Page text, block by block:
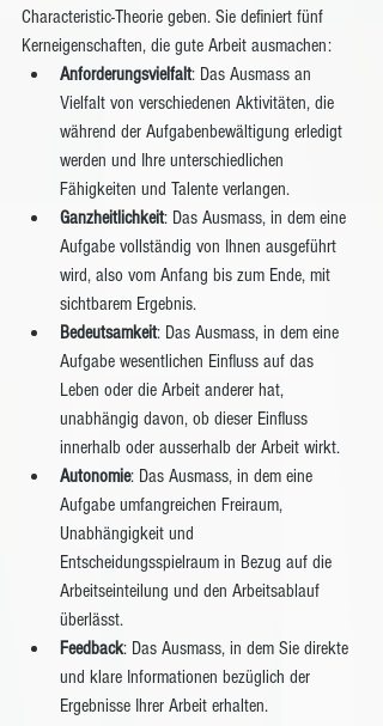
Characteristic-Theorie geben. Sie definiert fünf
Kerneigenschaften, die gute Arbeit ausmachen:
Anforderungsvielfalt: Das Ausmass an
Vielfalt von verschiedenen Aktivitäten, die
während der Aufgabenbewältigung erledigt
werden und Ihre unterschiedlichen
Fähigkeiten und Talente verlangen.
Ganzheitlichkeit: Das Ausmass, in dem eine
Aufgabe vollständig von Ihnen ausgeführt
wird, also vom Anfang bis zum Ende, mit
sichtbarem Ergebnis.
Bedeutsamkeit: Das Ausmass, in dem eine
Aufgabe wesentlichen Einfluss auf das
Leben oder die Arbeit anderer hat,
unabhängig davon, ob dieser Einfluss
innerhalb oder ausserhalb der Arbeit wirkt.
Autonomie: Das Ausmass, in dem eine
Aufgabe umfangreichen Freiraum,
Unabhängigkeit und
Entscheidungsspielraum in Bezug auf die
Arbeitseinteilung und den Arbeitsablauf
überlässt.
Feedback: Das Ausmass, in dem Sie direkte
und klare Informationen bezüglich der
Ergebnisse Ihrer Arbeit erhalten.